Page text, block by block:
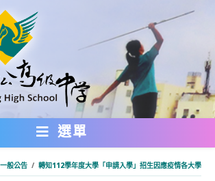
選單
般公告 / 轉知112學年度大學「申請入學」招生因應疫情各大學調